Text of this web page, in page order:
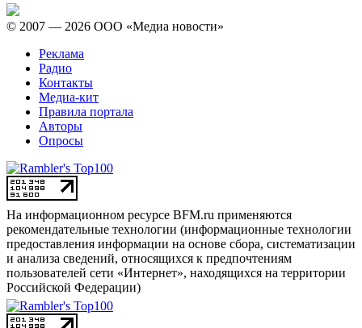
© 2007 — 2026 ООО «Медиа новости»
Реклама
Радио
Контакты
Медиа-кит
Правила портала
Авторы
Опросы
На информационном ресурсе BFM.ru применяются
рекомендательные технологии (информационные технологии
предоставления информации на основе сбора, систематизации
и анализа сведений, относящихся к предпочтениям
пользователей сети «Интернет», находящихся на территории
Российской Федерации)